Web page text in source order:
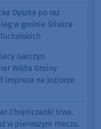
Dyszka po raz
w gminie Śliwice
Garczyn
Wójta Gminy
impreza na jeziorze
Chojniczanki trwa.
w pierwszym meczu.